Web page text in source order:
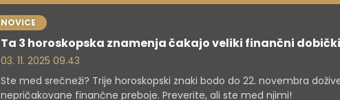
NOVICE
Ta 3 horoskopska znamenja čakajo veliki finančni dobički
03. 11. 2025 09.43
Ste med srečneži? Trije horoskopski znaki bodo do 22. novembra
nepričakovane finančne preboje. Preverite, ali ste med njimi!